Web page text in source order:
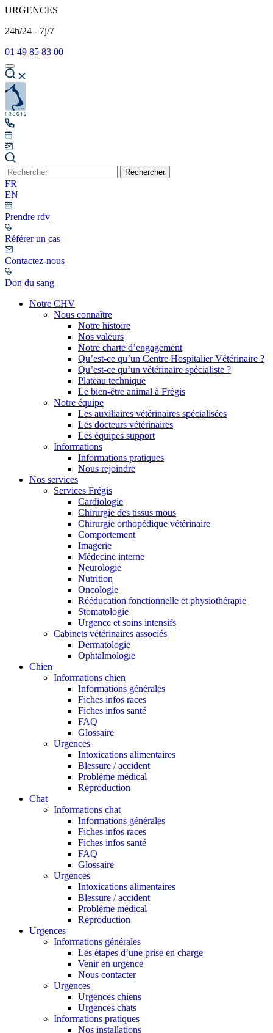
URGENCES
24h/24 - 7j/7
01 49 85 83 00
Rechercher
FR
EN
Prendre rdv
Référer un cas
Contactez-nous
Don du sang
Notre CHV
Nous connaître
Notre histoire
Nos valeurs
Notre charte d’engagement
Qu’est-ce qu’un Centre Hospitalier Vétérinaire ?
Qu’est-ce qu’un vétérinaire spécialiste ?
Plateau technique
Le bien-être animal à Frégis
Notre équipe
Les auxiliaires vétérinaires spécialisées
Les docteurs vétérinaires
Les équipes support
Informations
Informations pratiques
Nous rejoindre
Nos services
Services Frégis
Cardiologie
Chirurgie des tissus mous
Chirurgie orthopédique vétérinaire
Comportement
Imagerie
Médecine interne
Neurologie
Nutrition
Oncologie
Rééducation fonctionnelle et physiothérapie
Stomatologie
Urgence et soins intensifs
Cabinets vétérinaires associés
Dermatologie
Ophtalmologie
Chien
Informations chien
Informations générales
Fiches infos races
Fiches infos santé
FAQ
Glossaire
Urgences
Intoxications alimentaires
Blessure / accident
Problème médical
Reproduction
Chat
Informations chat
Informations générales
Fiches infos races
Fiches infos santé
FAQ
Glossaire
Urgences
Intoxications alimentaires
Blessure / accident
Problème médical
Reproduction
Urgences
Informations générales
Les étapes d’une prise en charge
Venir en urgence
Nous contacter
Urgences
Urgences chiens
Urgences chats
Informations pratiques
Nos installations